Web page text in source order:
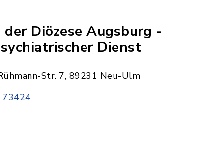
der Diözese Augsburg -
Dienst
Str. 7, 89231 Neu-Ulm